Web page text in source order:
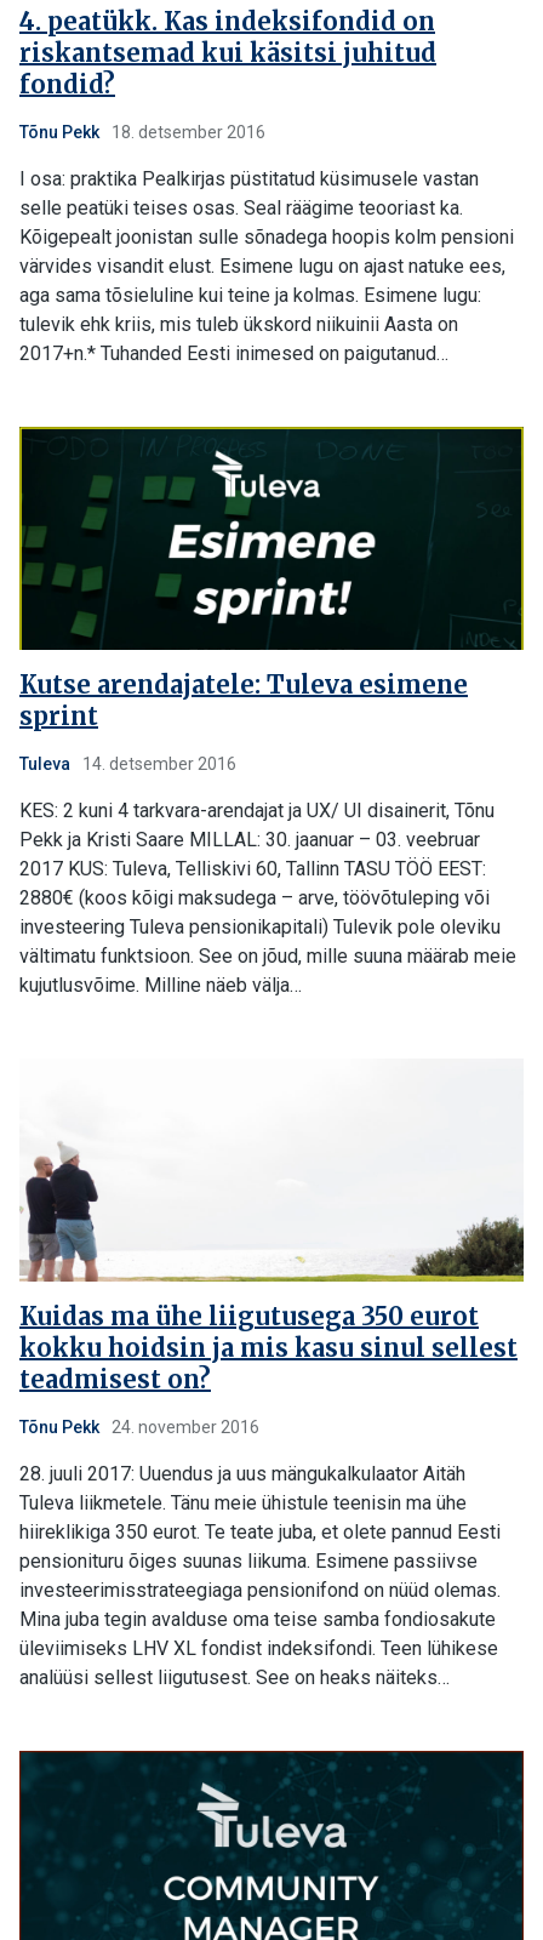
4. peatükk. Kas indeksifondid on
riskantsemad kui käsitsi juhitud
fondid?
Tõnu Pekk 18. detsember 2016
I osa: praktika Pealkirjas püstitatud küsimusele vastan
selle peatüki teises osas. Seal räägime teooriast ka.
Kõigepealt joonistan sulle sõnadega hoopis kolm pensioni
värvides visandit elust. Esimene lugu on ajast natuke ees,
aga sama tõsieluline kui teine ja kolmas. Esimene lugu:
tulevik ehk kriis, mis tuleb ükskord niikuinii Aasta on
2017+n.* Tuhanded Eesti inimesed on paigutanud…
Kutse arendajatele: Tuleva esimene
sprint
Tuleva 14. detsember 2016
KES: 2 kuni 4 tarkvara-arendajat ja UX/ UI disainerit, Tõnu
Pekk ja Kristi Saare MILLAL: 30. jaanuar – 03. veebruar
2017 KUS: Tuleva, Telliskivi 60, Tallinn TASU TÖÖ EEST:
2880€ (koos kõigi maksudega – arve, töövõtuleping või
investeering Tuleva pensionikapitali) Tulevik pole oleviku
vältimatu funktsioon. See on jõud, mille suuna määrab meie
kujutlusvõime. Milline näeb välja…
Kuidas ma ühe liigutusega 350 eurot
kokku hoidsin ja mis kasu sinul sellest
teadmisest on?
Tõnu Pekk 24. november 2016
28. juuli 2017: Uuendus ja uus mängukalkulaator Aitäh
Tuleva liikmetele. Tänu meie ühistule teenisin ma ühe
hiireklikiga 350 eurot. Te teate juba, et olete pannud Eesti
pensionituru õiges suunas liikuma. Esimene passiivse
investeerimisstrateegiaga pensionifond on nüüd olemas.
Mina juba tegin avalduse oma teise samba fondiosakute
üleviimiseks LHV XL fondist indeksifondi. Teen lühikese
analüüsi sellest liigutusest. See on heaks näiteks…